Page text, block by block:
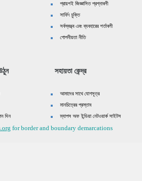
প্রায়শই জিজ্ঞাসিত প্রশ্নাবলী
সার্ফিং চুক্তি
সর্বস্বত্ত্ব এবং ব্যবহারের শর্তাবলী
গোপনীয়তা নীতি
দিন
সহায়তা কেন্দ্র
আমাদের সাথে যোগসূত্র
মানচিত্রের প্রস্তাব
ম্যাপস অফ ইন্ডিয়া নেটওয়ার্ক সাইটস
for border and boundary demarcations